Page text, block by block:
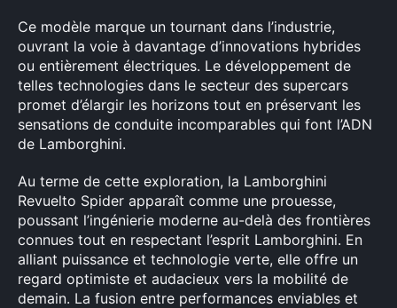
Ce modèle marque un tournant dans l’industrie,
ouvrant la voie à davantage d’innovations hybrides
ou entièrement électriques. Le développement de
telles technologies dans le secteur des supercars
promet d’élargir les horizons tout en préservant les
sensations de conduite incomparables qui font l’ADN
de Lamborghini.
Au terme de cette exploration, la Lamborghini
Revuelto Spider apparaît comme une prouesse,
poussant l’ingénierie moderne au-delà des frontières
connues tout en respectant l’esprit Lamborghini. En
alliant puissance et technologie verte, elle offre un
regard optimiste et audacieux vers la mobilité de
demain. La fusion entre performances enviables et